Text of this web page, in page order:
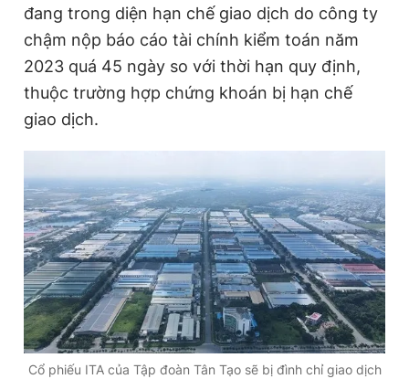
Đọc Thanh Niên trên điện thoại
Theo dõi báo trên
Hotline
0906 645 777
Liên hệ quảng cáo
0908 780 404
Đặt báo Quảng cáo RSS Tòa soạn Chính sách bảo
đang trong diện hạn chế giao dịch do công ty
chậm nộp báo cáo tài chính kiểm toán năm
2023 quá 45 ngày so với thời hạn quy định,
thuộc trường hợp chứng khoán bị hạn chế
giao dịch.
Cổ phiếu ITA của Tập đoàn Tân Tạo sẽ bị đình chỉ giao dịch